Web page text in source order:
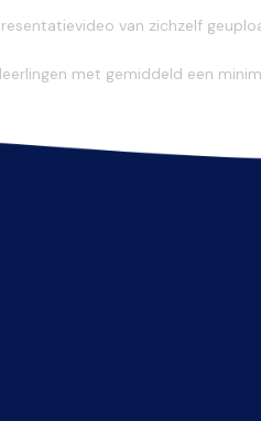
van zichzelf
met gemiddeld een